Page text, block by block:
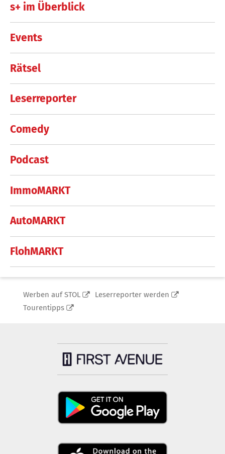
s+ im Überblick
Events
Rätsel
Leserreporter
Comedy
Podcast
ImmoMARKT
AutoMARKT
FlohMARKT
Werben auf STOL
Leserreporter werden
Tourentipps